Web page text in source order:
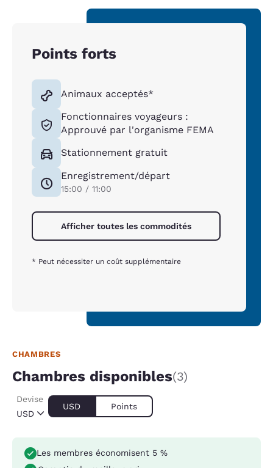
Points forts
Animaux acceptés*
Fonctionnaires voyageurs :
Approuvé par l'organisme FEMA
Stationnement gratuit
Enregistrement/départ
15:00 / 11:00
Afficher toutes les commodités
* Peut nécessiter un coût supplémentaire
CHAMBRES
Chambres disponibles(3)
USD
Devise
USD Points
Les membres économisent 5 %